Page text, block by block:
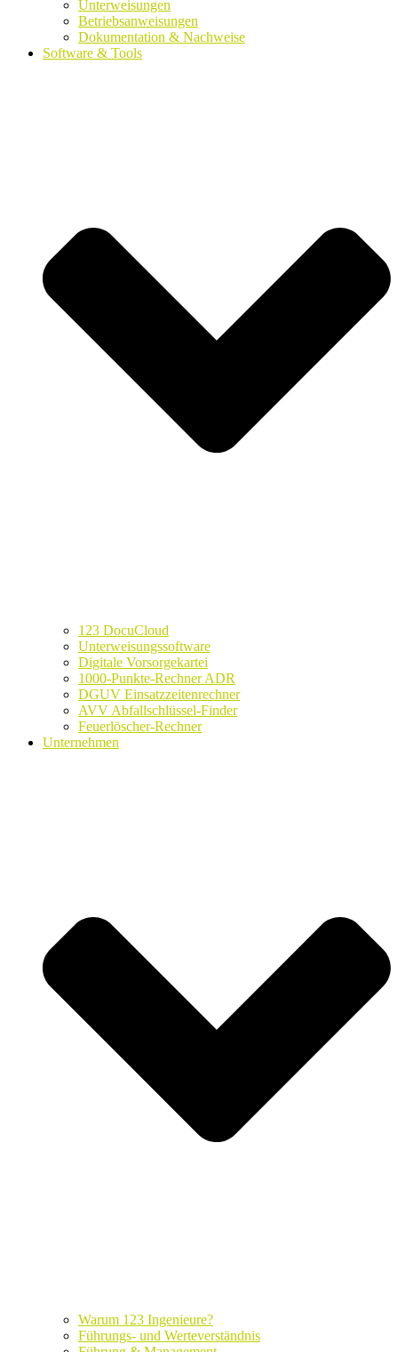
Unterweisungen
Betriebsanweisungen
Dokumentation & Nachweise
Software & Tools
123 DocuCloud
Unterweisungssoftware
Digitale Vorsorgekartei
1000-Punkte-Rechner ADR
DGUV Einsatzzeitenrechner
AVV Abfallschlüssel-Finder
Feuerlöscher-Rechner
Unternehmen
Warum 123 Ingenieure?
Führungs- und Werteverständnis